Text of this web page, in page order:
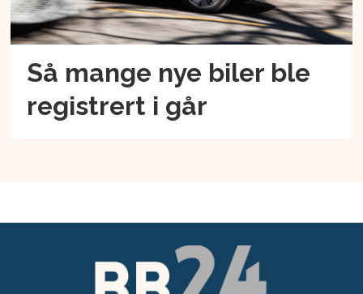
Så mange nye biler ble
registrert i går